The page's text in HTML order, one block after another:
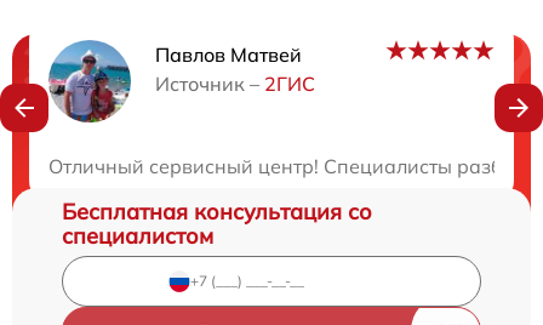
Павлов Матвей
Источник – 2ГИС
Отличный сервисный центр! Специалисты
Нужна консультация?
Бесплатная консультация со
специалистом